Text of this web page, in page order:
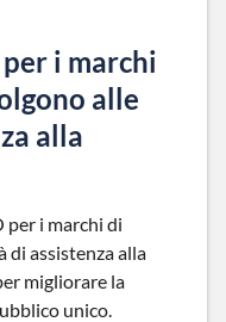
i marchi
alle
alla
per i marchi di
di assistenza alla
migliorare la
unico.